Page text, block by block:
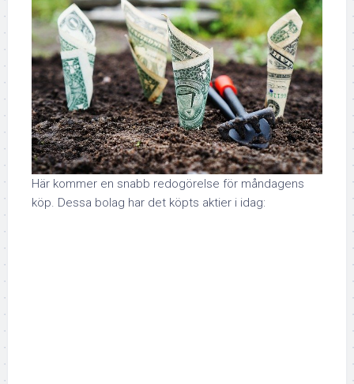
Här kommer en snabb redogörelse för måndagens
köp. Dessa bolag har det köpts aktier i idag: